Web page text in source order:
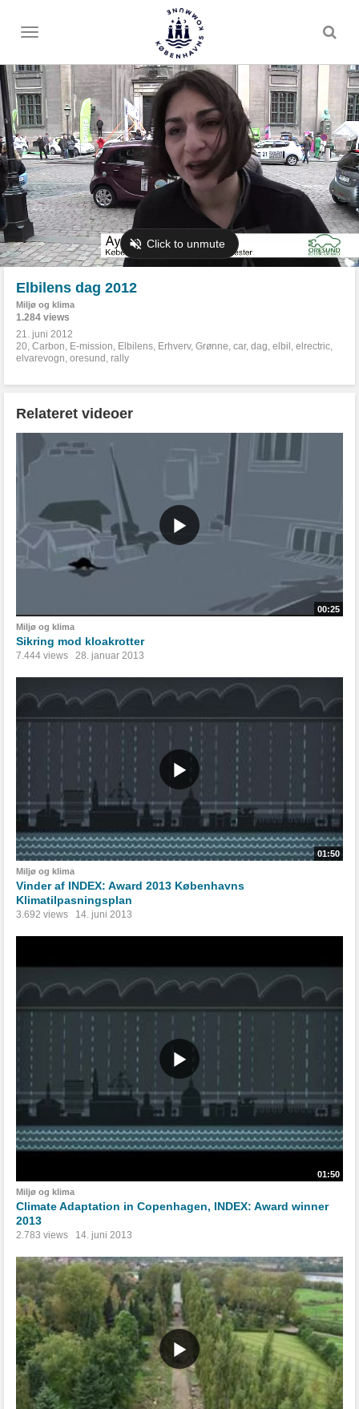
Toggle
Elbilens dag 2012
Miljø og klima
1.284 views
21. juni 2012
20, Carbon, E-mission, Elbilens, Erhverv, Grønne, car, dag, elbil , elrectric,
elvarevogn, oresund , rally
Relateret videoer
00:25
Miljø og klima
Sikring mod kloakrotter
7.444 views 28. januar 2013
01:50
Miljø og klima
Vinder af INDEX: Award 2013 Københavns
Klimatilpasningsplan
3.692 views 14. juni 2013
01:50
Miljø og klima
Climate Adaptation in Copenhagen, INDEX: Award winner
2013
2.783 views 14. juni 2013